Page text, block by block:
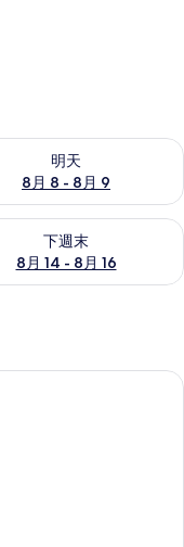
明天
8月 8 - 8月 9
(8月 8 - 8月 9) 的供
下週末
8月 14 - 8月 16
末 (8月 14 - 8月 16)
(101) | 書桌、筆電工作空